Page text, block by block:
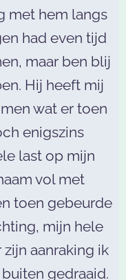
met hem langs
had even tijd
maar ben blij
Hij heeft mij
wat er toen
enigszins
last op mijn
vol met
toen gebeurde
mijn hele
aanraking ik
gedraaid.